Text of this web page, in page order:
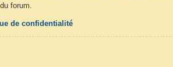
forum.
de confidentialité